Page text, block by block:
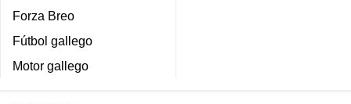
Forza Breo
Fútbol gallego
Motor gallego